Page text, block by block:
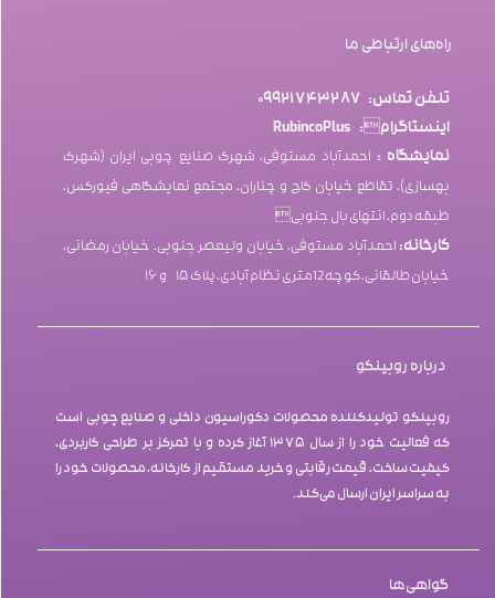
راه‌های ارتباطی ما
تلفن‌ تماس: ۰۹۹۲۱۷۴۳۲۸۷​​​​​​​
اینستاگرام: RubincoPlus
نمایشگاه : احمدآباد مستوفی، شهرک صنایع چوبی ایران (شهرک
بهسازی)، تقاطع خیابان کاج و چناران، مجتمع نمایشگاهی فیورکس،
طبقه دوم، انتهای بال جنوبی
کارخانه: احمدآباد مستوفی، خیابان ولیعصر جنوبی، خیابان رمضانی،
خیابان طالقانی، کوچه 12متری نظام آبادی، پلاک۱۵ و ۱۶
درباره روبینکو
روبینکو تولیدکننده محصولات دکوراسیون داخلی و صنایع چوبی است
که فعالیت خود را از سال ۱۳۷۵ آغاز کرده و با تمرکز بر طراحی کاربردی،
کیفیت ساخت، قیمت رقابتی و خرید مستقیم از کارخانه، محصولات خود را
به سراسر ایران ارسال می‌کند.
گواهی‌ها